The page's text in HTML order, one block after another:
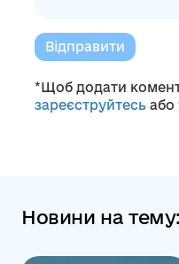
Відправити
*Щоб додати
зареєструйтесь або
Новини на